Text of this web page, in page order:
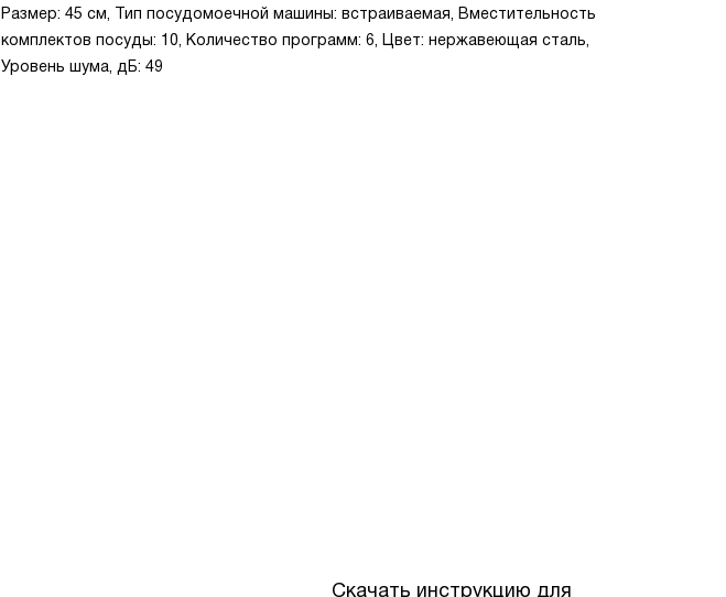
Размер: 45 см, Тип посудомоечной машины: встраиваемая, Вместительность
комплектов посуды: 10, Количество программ: 6, Цвет: нержавеющая сталь,
Уровень шума, дБ: 49
Скачать инструкцию для